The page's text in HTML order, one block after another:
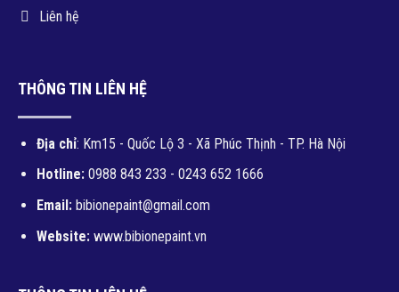
Liên hệ
THÔNG TIN LIÊN HỆ
Địa chỉ: Km15 - Quốc Lộ 3 - Xã Phúc Thịnh - TP. Hà Nội
Hotline: 0988 843 233 - 0243 652 1666
Email:bibionepaint@gmail.com
Website:www.bibionepaint.vn